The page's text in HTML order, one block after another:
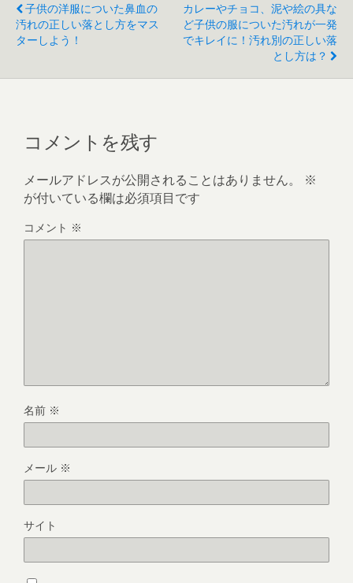
子供の洋服についた鼻血の
汚れの正しい落とし方をマス
ターしよう！
カレーやチョコ、泥や絵の具な
ど子供の服についた汚れが一発
でキレイに！汚れ別の正しい落
とし方は？
コメントを残す
メールアドレスが公開されることはありません。
※
が付いている欄は必須項目です
コメント ※
名前 ※
メール ※
サイト